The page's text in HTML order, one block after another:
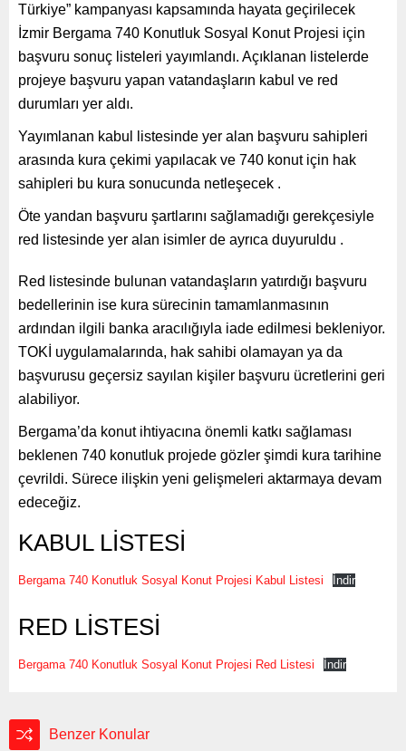
Türkiye” kampanyası kapsamında hayata geçirilecek
İzmir Bergama 740 Konutluk Sosyal Konut Projesi için
başvuru sonuç listeleri yayımlandı. Açıklanan listelerde
projeye başvuru yapan vatandaşların kabul ve red
durumları yer aldı.
Yayımlanan kabul listesinde yer alan başvuru sahipleri
arasında kura çekimi yapılacak ve 740 konut için hak
sahipleri bu kura sonucunda netleşecek .
Öte yandan başvuru şartlarını sağlamadığı gerekçesiyle
red listesinde yer alan isimler de ayrıca duyuruldu .
Red listesinde bulunan vatandaşların yatırdığı başvuru
bedellerinin ise kura sürecinin tamamlanmasının
ardından ilgili banka aracılığıyla iade edilmesi bekleniyor.
TOKİ uygulamalarında, hak sahibi olamayan ya da
başvurusu geçersiz sayılan kişiler başvuru ücretlerini geri
alabiliyor.
Bergama’da konut ihtiyacına önemli katkı sağlaması
beklenen 740 konutluk projede gözler şimdi kura tarihine
çevrildi. Sürece ilişkin yeni gelişmeleri aktarmaya devam
edeceğiz.
KABUL LİSTESİ
Bergama 740 Konutluk Sosyal Konut Projesi Kabul Listesi İndir
RED LİSTESİ
Bergama 740 Konutluk Sosyal Konut Projesi Red Listesi İndir
Benzer Konular